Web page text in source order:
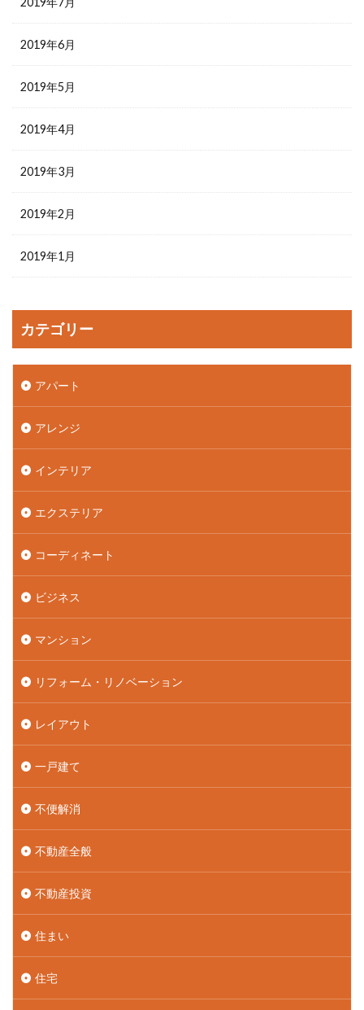
2019年6月
2019年5月
2019年4月
2019年3月
2019年2月
2019年1月
カテゴリー
アパート
アレンジ
インテリア
エクステリア
コーディネート
ビジネス
マンション
リフォーム・リノベーション
レイアウト
一戸建て
不便解消
不動産全般
不動産投資
住まい
住宅